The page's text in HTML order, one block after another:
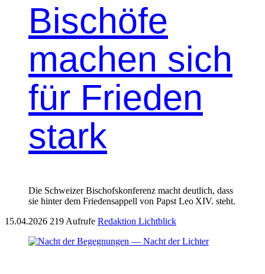
Bischöfe
machen sich
für Frieden
stark
Die Schweizer Bischofskonferenz macht deutlich, dass
sie hinter dem Friedensappell von Papst Leo XIV. steht.
15.04.2026 219 Aufrufe Redaktion Lichtblick